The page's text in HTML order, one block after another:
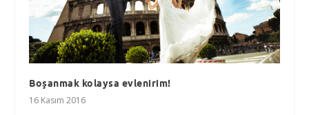
Boşanmak kolaysa evlenirim!
16 Kasım 2016